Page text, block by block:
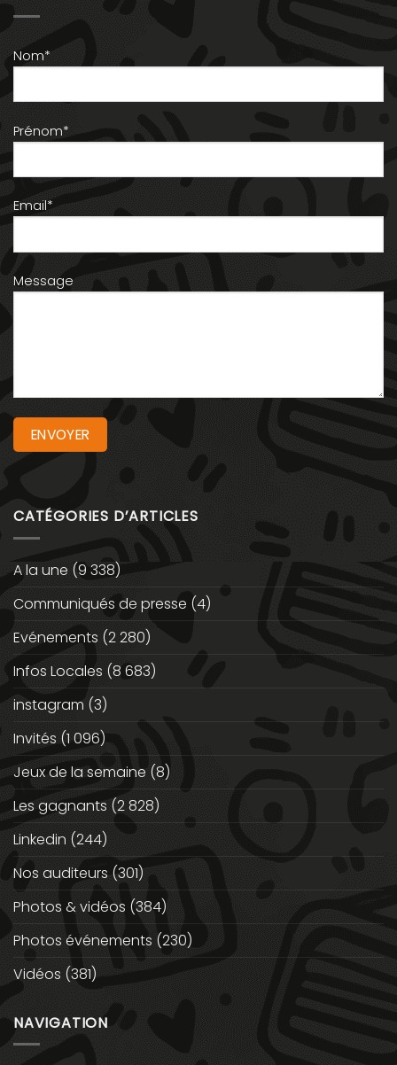
Nom*
Prénom*
Email*
Message
CATÉGORIES D’ARTICLES
A la une (9 338)
Communiqués de presse (4)
Evénements (2 280)
Infos Locales (8 683)
instagram (3)
Invités (1 096)
Jeux de la semaine (8)
Les gagnants (2 828)
Linkedin (244)
Nos auditeurs (301)
Photos & vidéos (384)
Photos événements (230)
Vidéos (381)
NAVIGATION